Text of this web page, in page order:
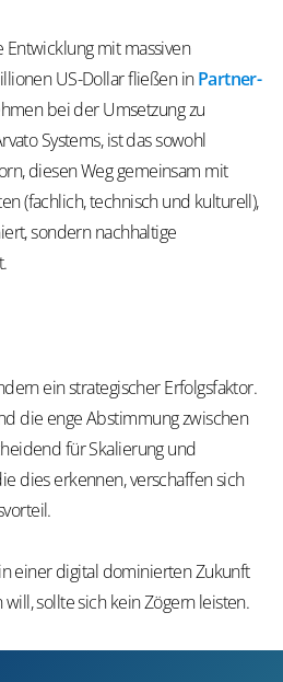
mit massiven
US-Dollar fließen inPartner-
bei der Umsetzung zu
Systems, ist das sowohl
diesen Weg gemeinsam mit
(fachlich, technisch und kulturell),
sondern nachhaltige
ein strategischer Erfolgsfaktor.
die enge Abstimmung zwischen
für Skalierung und
dies erkennen, verschaffen sich
einer digital dominierten Zukunft
sollte sich kein Zögern leisten.